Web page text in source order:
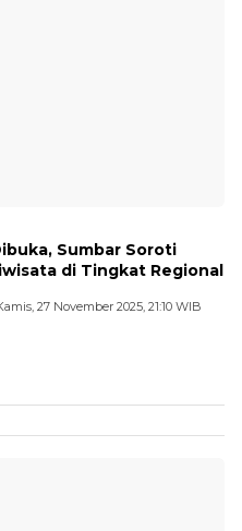
Sumbar Soroti
di Tingkat Regional
27 November 2025, 21:10 WIB